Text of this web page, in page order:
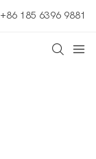
+86 185 6396 9881